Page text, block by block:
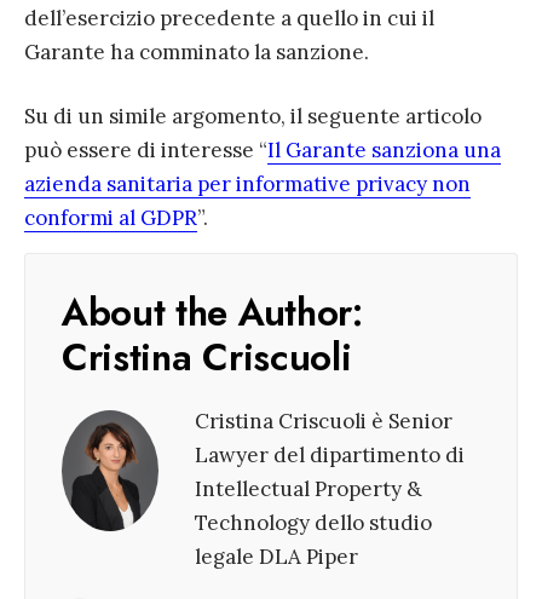
dell’esercizio precedente a quello in cui il
Garante ha comminato la sanzione.
Su di un simile argomento, il seguente articolo
può essere di interesse “Il Garante sanziona una
azienda sanitaria per informative privacy non
conformi al GDPR”.
About the Author:
Cristina Criscuoli
Cristina Criscuoli è Senior
Lawyer del dipartimento di
Intellectual Property &
Technology dello studio
legale DLA Piper